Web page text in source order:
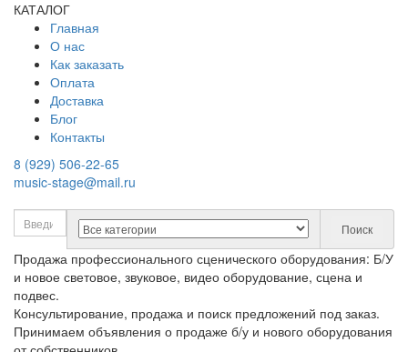
КАТАЛОГ
Главная
О нас
Как заказать
Оплата
Доставка
Блог
Контакты
8 (929) 506-22-65
music-stage@mail.ru
Поиск
Продажа профессионального сценического оборудования: Б/У
и новое световое, звуковое, видео оборудование, сцена и
подвес.
Консультирование, продажа и поиск предложений под заказ.
Принимаем объявления о продаже б/у и нового оборудования